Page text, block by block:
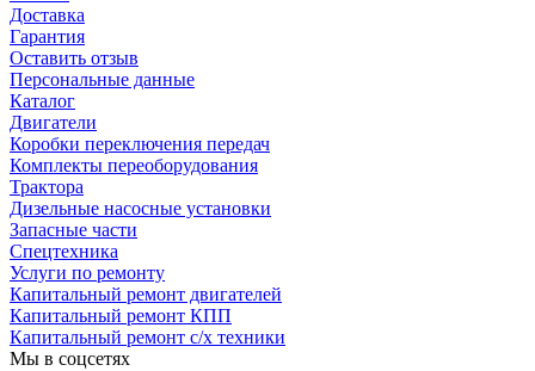
Доставка
Гарантия
Оставить отзыв
Персональные данные
Каталог
Двигатели
Коробки переключения передач
Комплекты переоборудования
Трактора
Дизельные насосные установки
Запасные части
Спецтехника
Услуги по ремонту
Капитальный ремонт двигателей
Капитальный ремонт КПП
Капитальный ремонт с/х техники
Мы в соцсетях